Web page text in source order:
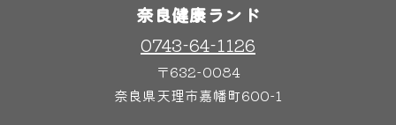
奈良わんぱくランド奈良健康ランド
0743-64-1126
〒632-0084
奈良県天理市嘉幡町600-1